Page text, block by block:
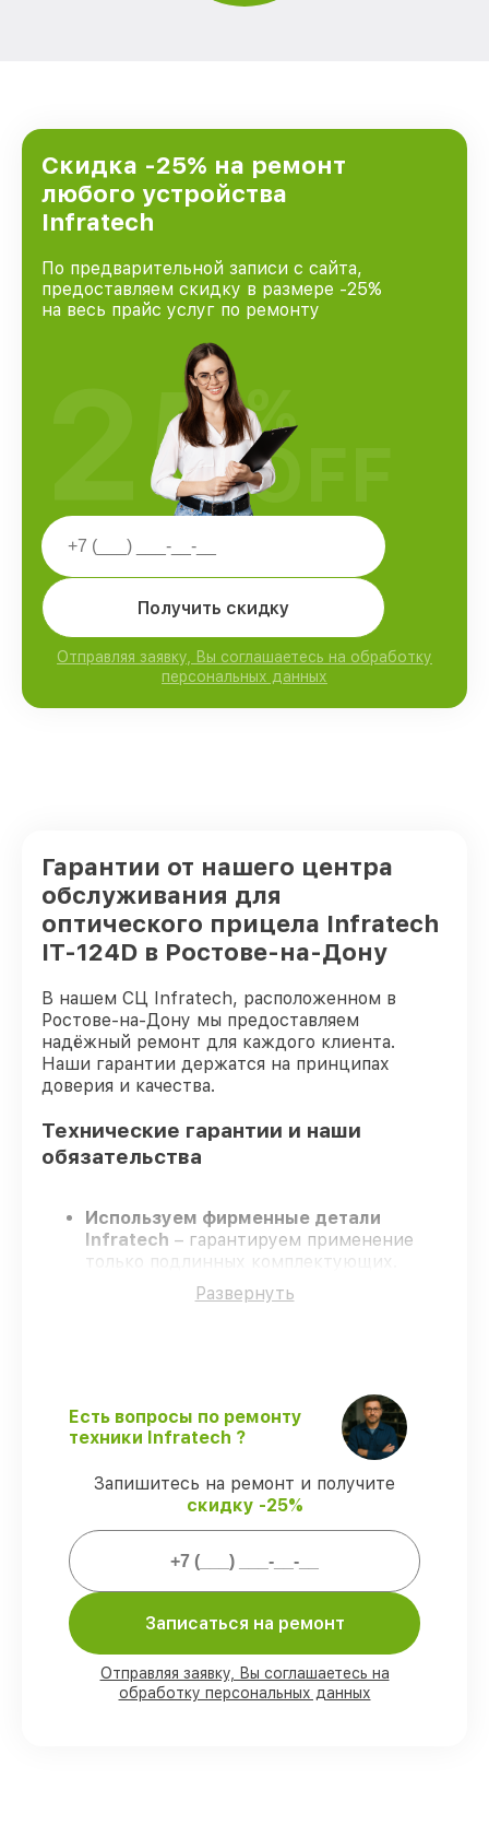
Скидка -25% на ремонт
любого устройства
Infratech
По предварительной записи с сайта,
предоставляем скидку в размере -25%
на весь прайс услуг по ремонту
Получить скидку
Отправляя заявку, Вы соглашаетесь на обработку
персональных данных
25%
OFF
Гарантии от нашего центра
обслуживания для
оптического прицела Infratech
IT-124D в Ростове-на-Дону
В нашем СЦ Infratech, расположенном в
Ростове-на-Дону мы предоставляем
надёжный ремонт для каждого клиента.
Наши гарантии держатся на принципах
доверия и качества.
Технические гарантии и наши
обязательства
Используем фирменные детали
Infratech – гарантируем применение
только подлинных комплектующих.
Сертифицированные инженеры
проходят постоянное обучение, что
оптического прицела Infratech IT-124D в
оговоренные сроки.
ремонтные услуги и комплектующие
защищены гарантийной поддержкой до
Мы гарантируем:
80%
присутствии
90%деталей Infratech имеются на
Развернуть
Есть вопросы по ремонту
техники Infratech ?
Запишитесь на ремонт и получите
скидку -25%
Записаться на ремонт
Отправляя заявку, Вы соглашаетесь на
обработку персональных данных